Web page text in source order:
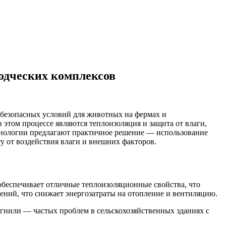
комплексов
условий для животных на фермах и
процессе являются теплоизоляция и защита от влаги,
предлагают практичное решение — использование
воздействия влаги и внешних факторов.
отличные теплоизоляционные свойства, что
что снижает энергозатраты на отопление и вентиляцию.
— частых проблем в сельскохозяйственных зданиях с